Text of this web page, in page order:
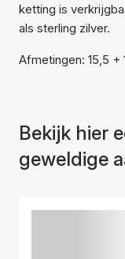
ketting is
als sterling zilver.
Afmetingen: 15,5 +
Bekijk hier
geweldige